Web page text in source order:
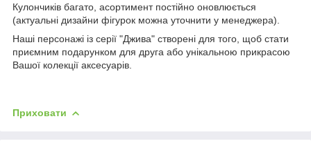
Кулончиків багато, асортимент постійно оновлюється
(актуальні дизайни фігурок можна уточнити у менеджера).
Наші персонажі із серії "Джива" створені для того, щоб стати
приємним подарунком для друга або унікальною прикрасою
Вашої колекції аксесуарів.
Приховати